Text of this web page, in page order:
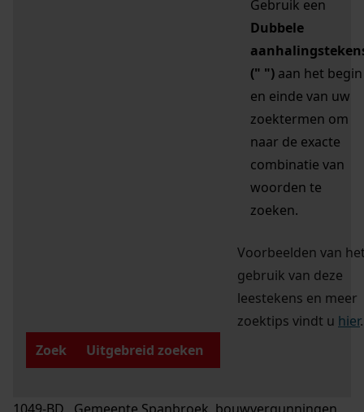
Gebruik een
Dubbele
(" ") aan het begin
en einde van uw
zoektermen om
naar de exacte
combinatie van
woorden te
zoeken.
Voorbeelden van
gebruik van deze
leestekens en meer
zoektips vindt u hier.
Zoek
Uitgebreid zoeken